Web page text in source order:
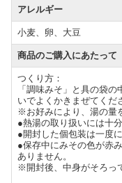
アレルギー
小麦、卵、大豆
商品のご購入にあたって
つくり方：
「調味みそ」と具の袋
いでよくかきまぜてくだ
※お好みにより、湯の量
●熱湯の取り扱いには十
●開封した個包装は一度
●保存中にみその色が赤
ありません。
※開封後、中身がそろっ